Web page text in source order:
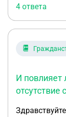
действовать
в Австралии,
в РФ,
занять
паспорта),
4 ответа
И повлияет